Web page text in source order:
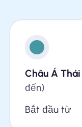
Châu Á
đến)
Bắt đầu từ